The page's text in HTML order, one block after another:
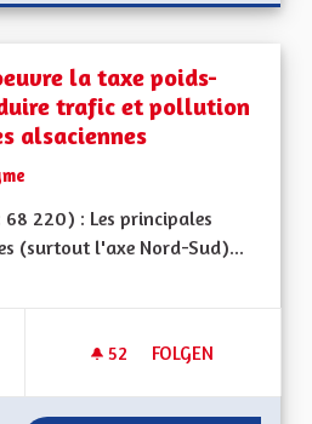
la taxe poids-
trafic et pollution
alsaciennes
220) : Les principales
(surtout l'axe Nord-Sud)...
52 52 FOLLOWER
FOLGEN
METTRE ENFIN